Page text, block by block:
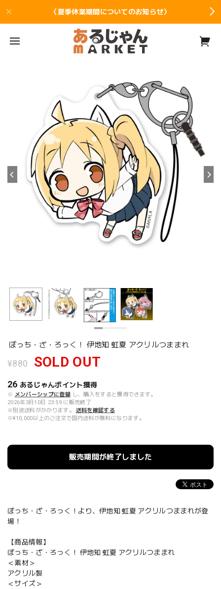
〈夏季休業期間についてのお知らせ〉
ぼっち・ざ・ろっく！ 伊地知 虹夏 アクリルつままれ
¥880 SOLD OUT
26 あるじゃんポイント獲得
※ メンバーシップに登録 し、購入をすると獲得できます。
2026年3月10日 23:59 に販売終了
※別途送料がかかります。
送料を確認する
※¥10,000以上のご注文で国内送料が無料になります。
販売期間が終了しました
ぼっち・ざ・ろっく！より、伊地知 虹夏 アクリルつままれが登
場！
【商品情報】
ぼっち・ざ・ろっく！ 伊地知 虹夏 アクリルつままれ
＜素材＞
アクリル製
＜サイズ＞